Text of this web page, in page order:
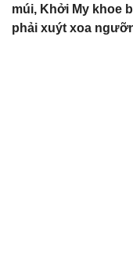
múi, Khởi My khoe
phải xuýt xoa